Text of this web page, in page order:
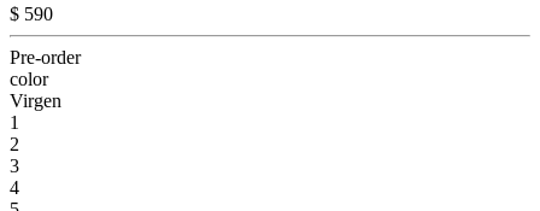
$ 590
Pre-order
color
Virgen
1
2
3
4